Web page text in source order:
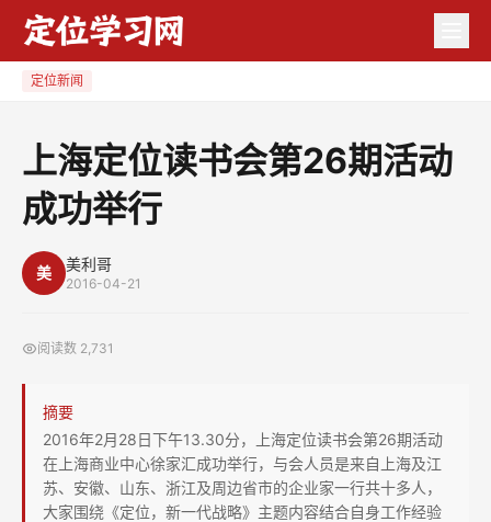
定位新闻
上海定位读书会第26期活动
成功举行
美 美利哥
2016-04-21
阅读数 2,731
摘要
2016年2月28日下午13.30分，上海定位读书会第26期活动
在上海商业中心徐家汇成功举行，与会人员是来自上海及江
苏、安徽、山东、浙江及周边省市的企业家一行共十多人，
大家围绕《定位，新一代战略》主题内容结合自身工作经验